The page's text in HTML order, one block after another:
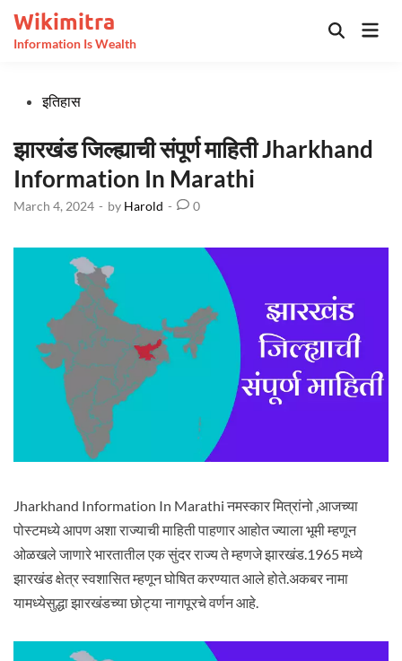
content
Wikimitra
Information Is Wealth
Open
Postedइतिहास
झारखंड जिल्ह्याची संपूर्ण माहिती Jharkhand
Information In Marathi
March 4, 2024 - by Harold - 0
Jharkhand Information In Marathi नमस्कार मित्रांनो ,आजच्या
पोस्टमध्ये आपण अशा राज्याची माहिती पाहणार आहोत ज्याला भूमी म्हणून
ओळखले जाणारे भारतातील एक सुंदर राज्य ते म्हणजे झारखंड.1965 मध्ये
झारखंड क्षेत्र स्वशासित म्हणून घोषित करण्यात आले होते.अकबर नामा
यामध्येसुद्धा झारखंडच्या छोट्या नागपूरचे वर्णन आहे.